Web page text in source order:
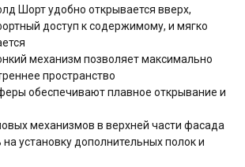
Шорт удобно открывается вверх,
доступ к содержимому, и мягко
механизм позволяет максимально
пространство
обеспечивают плавное открывание и
механизмов в верхней части фасада
установку дополнительных полок и